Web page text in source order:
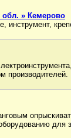
обл. » Кемерово
инструмент,
производителей.